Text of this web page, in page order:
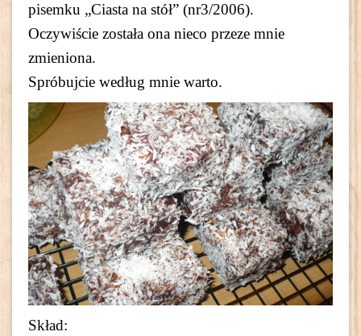
pisemku „Ciasta na stół” (nr3/2006).
Oczywiście została ona nieco przeze mnie
zmieniona.
Spróbujcie według mnie warto.
Skład: